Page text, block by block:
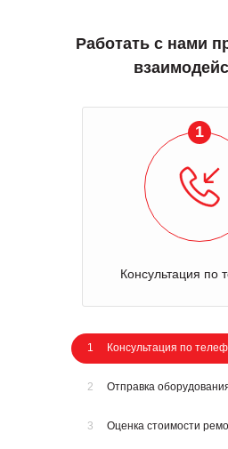
Работать с нами
1
Консультация по
1 Консультация по
2 Отправка
3 Оценка стоимости